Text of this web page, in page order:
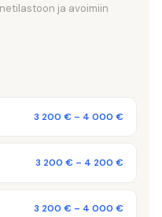
ja avoimiin
3 200 € – 4 000 €
3 200 € – 4 200 €
3 200 € – 4 000 €